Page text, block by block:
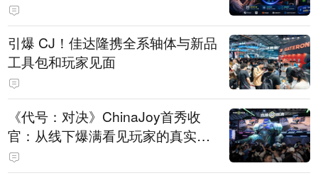
引爆 CJ！佳达隆携全系轴体与新品
工具包和玩家见面
《代号：对决》ChinaJoy首秀收
官：从线下爆满看见玩家的真实期
待